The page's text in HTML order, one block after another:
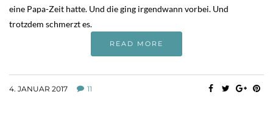
eine Papa-Zeit hatte. Und die ging irgendwann vorbei. Und
trotzdem schmerzt es.
READ MORE
4. JANUAR 2017 11